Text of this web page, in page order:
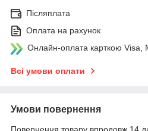
Післяплата
Оплата на рахунок
Онлайн-оплата карткою Visa,
Всі умови оплати
Умови повернення